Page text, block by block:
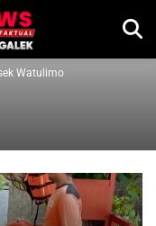
Watulimo